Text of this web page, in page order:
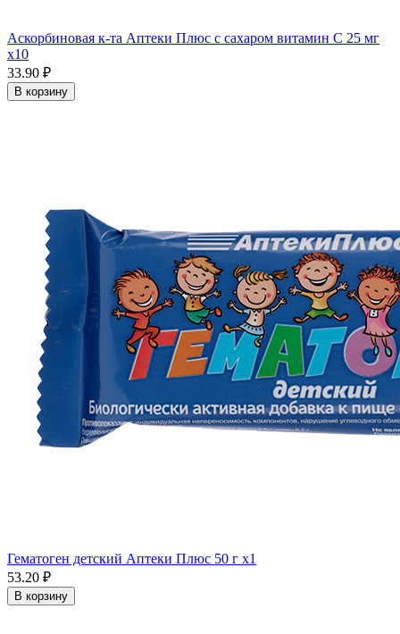
Аскорбиновая к-та Аптеки Плюс с сахаром витамин С 25 мг
x10
33.90 ₽
В корзину
Гематоген детский Аптеки Плюс 50 г x1
53.20 ₽
В корзину